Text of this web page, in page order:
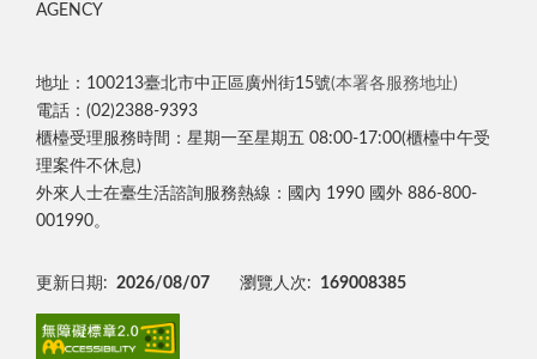
AGENCY
地址：100213臺北市中正區廣州街15號(本署各服務地址)
電話：(02)2388-9393
櫃檯受理服務時間：星期一至星期五 08:00-17:00(櫃檯中午受
理案件不休息)
外來人士在臺生活諮詢服務熱線：國內 1990 國外 886-800-
001990。
更新日期: 2026/08/07 瀏覽人次: 169008385